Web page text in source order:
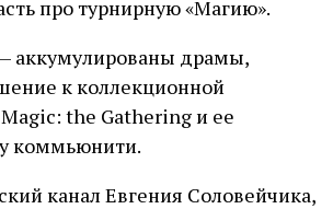
про турнирную «Магию».
аккумулированы драмы,
к коллекционной
the Gathering и ее
коммьюнити.
канал Евгения Соловейчика,